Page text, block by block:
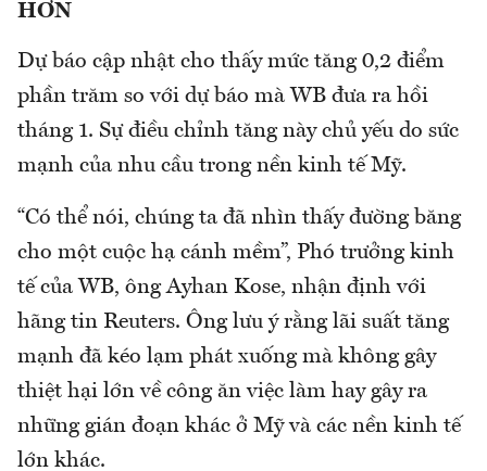
HƠN
Dự báo cập nhật cho thấy mức tăng 0,2 điểm
phần trăm so với dự báo mà WB đưa ra hồi
tháng 1. Sự điều chỉnh tăng này chủ yếu do sức
mạnh của nhu cầu trong nền kinh tế Mỹ.
“Có thể nói, chúng ta đã nhìn thấy đường băng
cho một cuộc hạ cánh mềm”, Phó trưởng kinh
tế của WB, ông Ayhan Kose, nhận định với
hãng tin Reuters. Ông lưu ý rằng lãi suất tăng
mạnh đã kéo lạm phát xuống mà không gây
thiệt hại lớn về công ăn việc làm hay gây ra
những gián đoạn khác ở Mỹ và các nền kinh tế
lớn khác.